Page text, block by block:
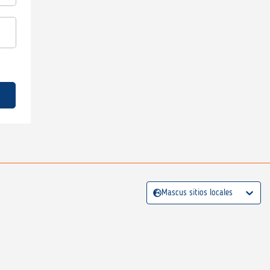
Mascus sitios locales